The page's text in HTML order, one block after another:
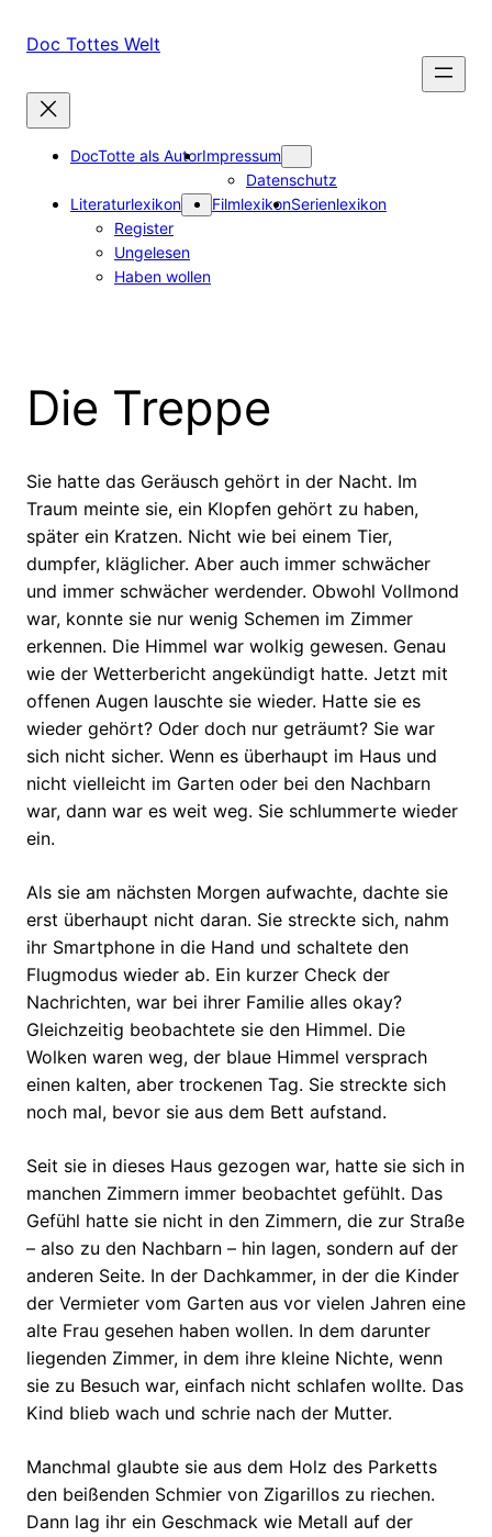
InhaltDoc Tottes Welt
DocTotte als AutorImpressum
Datenschutz
Literaturlexikon
Register
Ungelesen
Haben wollen
FilmlexikonSerienlexikon
Die Treppe
Sie hatte das Geräusch gehört in der Nacht. Im
Traum meinte sie, ein Klopfen gehört zu haben,
später ein Kratzen. Nicht wie bei einem Tier,
dumpfer, kläglicher. Aber auch immer schwächer
und immer schwächer werdender. Obwohl Vollmond
war, konnte sie nur wenig Schemen im Zimmer
erkennen. Die Himmel war wolkig gewesen. Genau
wie der Wetterbericht angekündigt hatte. Jetzt mit
offenen Augen lauschte sie wieder. Hatte sie es
wieder gehört? Oder doch nur geträumt? Sie war
sich nicht sicher. Wenn es überhaupt im Haus und
nicht vielleicht im Garten oder bei den Nachbarn
war, dann war es weit weg. Sie schlummerte wieder
ein.
Als sie am nächsten Morgen aufwachte, dachte sie
erst überhaupt nicht daran. Sie streckte sich, nahm
ihr Smartphone in die Hand und schaltete den
Flugmodus wieder ab. Ein kurzer Check der
Nachrichten, war bei ihrer Familie alles okay?
Gleichzeitig beobachtete sie den Himmel. Die
Wolken waren weg, der blaue Himmel versprach
einen kalten, aber trockenen Tag. Sie streckte sich
noch mal, bevor sie aus dem Bett aufstand.
Seit sie in dieses Haus gezogen war, hatte sie sich in
manchen Zimmern immer beobachtet gefühlt. Das
Gefühl hatte sie nicht in den Zimmern, die zur Straße
– also zu den Nachbarn – hin lagen, sondern auf der
anderen Seite. In der Dachkammer, in der die Kinder
der Vermieter vom Garten aus vor vielen Jahren eine
alte Frau gesehen haben wollen. In dem darunter
liegenden Zimmer, in dem ihre kleine Nichte, wenn
sie zu Besuch war, einfach nicht schlafen wollte. Das
Kind blieb wach und schrie nach der Mutter.
Manchmal glaubte sie aus dem Holz des Parketts
den beißenden Schmier von Zigarillos zu riechen.
Dann lag ihr ein Geschmack wie Metall auf der